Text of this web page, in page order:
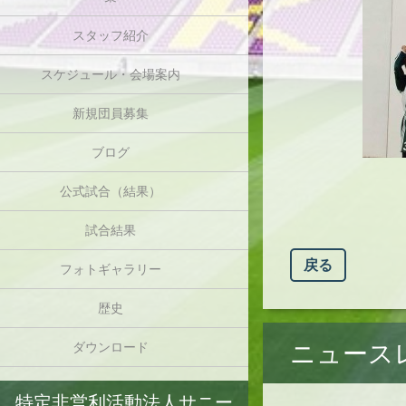
スタッフ紹介
スケジュール・会場案内
新規団員募集
ブログ
公式試合（結果）
試合結果
フォトギャラリー
歴史
ダウンロード
戻る
ニュース